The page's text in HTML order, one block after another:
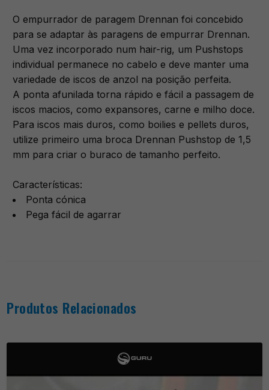
O empurrador de paragem Drennan foi concebido
para se adaptar às paragens de empurrar Drennan.
Uma vez incorporado num hair-rig, um Pushstops
individual permanece no cabelo e deve manter uma
variedade de iscos de anzol na posição perfeita.
A ponta afunilada torna rápido e fácil a passagem de
iscos macios, como expansores, carne e milho doce.
Para iscos mais duros, como boilies e pellets duros,
utilize primeiro uma broca Drennan Pushstop de 1,5
mm para criar o buraco de tamanho perfeito.
Características:
Ponta cónica
Pega fácil de agarrar
Produtos Relacionados